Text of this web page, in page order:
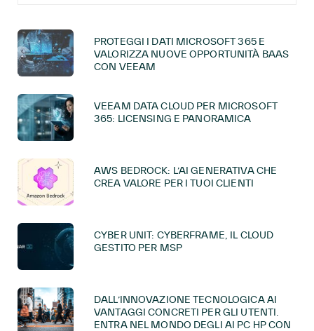
PROTEGGI I DATI MICROSOFT 365 E
VALORIZZA NUOVE OPPORTUNITÀ BAAS
CON VEEAM
VEEAM DATA CLOUD PER MICROSOFT
365: LICENSING E PANORAMICA
AWS BEDROCK: L’AI GENERATIVA CHE
CREA VALORE PER I TUOI CLIENTI
CYBER UNIT: CYBERFRAME, IL CLOUD
GESTITO PER MSP
DALL’INNOVAZIONE TECNOLOGICA AI
VANTAGGI CONCRETI PER GLI UTENTI.
ENTRA NEL MONDO DEGLI AI PC HP CON